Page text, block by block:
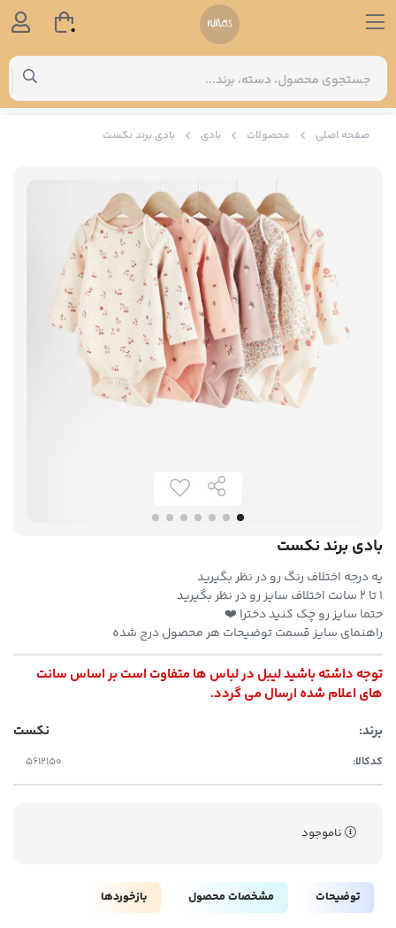
صفحه اصلی محصولات بادی بادی برند نکست
بادی برند نکست
یه درجه اختلاف رنگ رو در نظر بگیرید
۱ تا ۲ سانت اختلاف سایز رو در نظر بگیرید
حتما سایز رو چک کنید دخترا ❤️
راهنمای سایز قسمت توضیحات هر محصول درج شده
توجه داشته باشید لیبل در لباس ها متفاوت است بر اساس سانت
های اعلام شده ارسال می گردد.
برند:
نکست
کدکالا:
ناموجود
توضیحات مشخصات محصول بازخوردها
0